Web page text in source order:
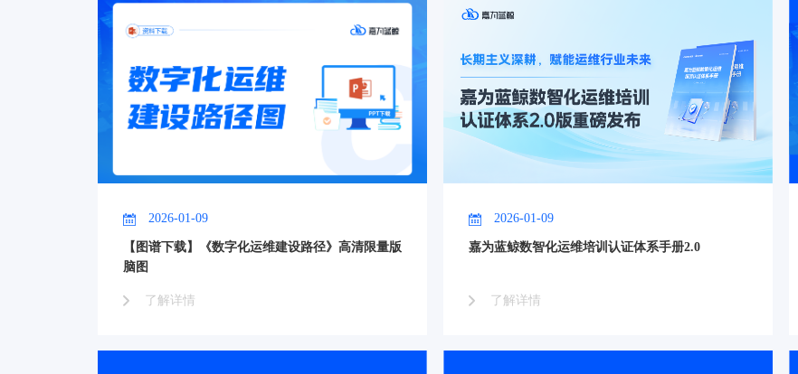
2026-01-09
【图谱下载】《数字化运维建设路径》高清限量版
脑图
了解详情
2026-01-09
嘉为蓝鲸数智化运维培训认证体系手册2.0
了解详情